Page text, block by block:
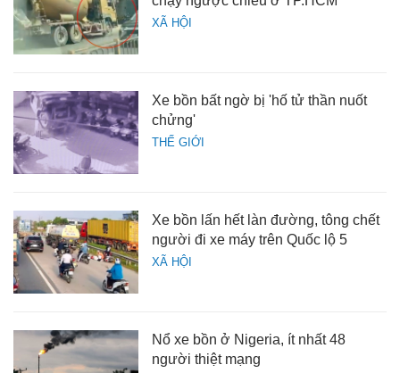
XÃ HỘI
THẾ GIỚI
Xe bồn bất ngờ bị 'hố tử thần nuốt
chửng'
XÃ HỘI
Xe bồn lấn hết làn đường, tông chết
người đi xe máy trên Quốc lộ 5
Nổ xe bồn ở Nigeria, ít nhất 48
người thiệt mạng